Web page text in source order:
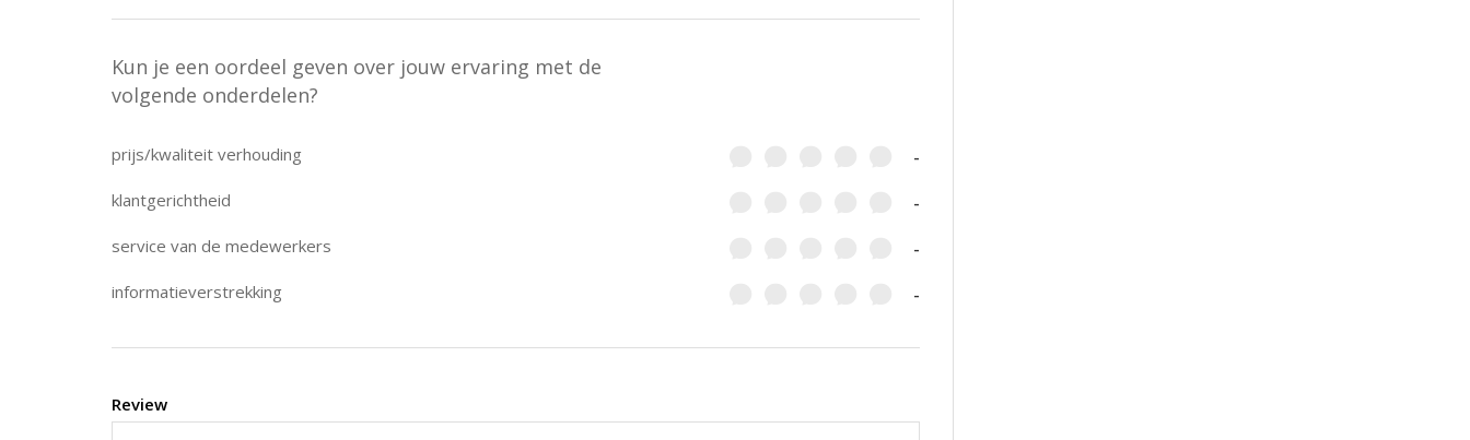
Kun je een oordeel geven over jouw ervaring met de
volgende onderdelen?
prijs/kwaliteit verhouding
-
klantgerichtheid
-
service van de medewerkers
-
informatieverstrekking
-
Review